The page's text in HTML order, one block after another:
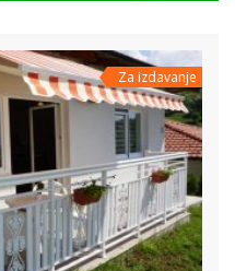
Za izdavanje